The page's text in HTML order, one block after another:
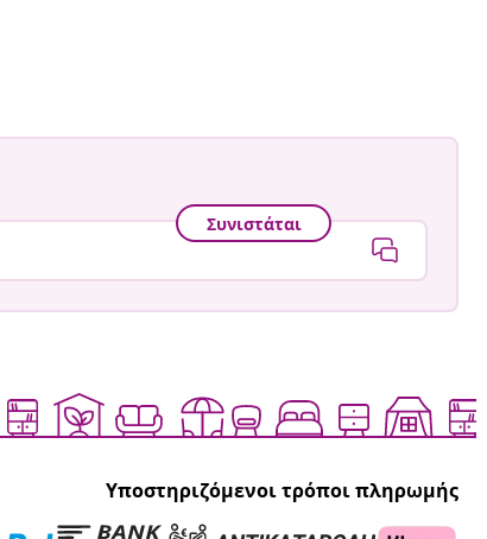
Συνιστάται
Υποστηριζόμενοι τρόποι πληρωμής